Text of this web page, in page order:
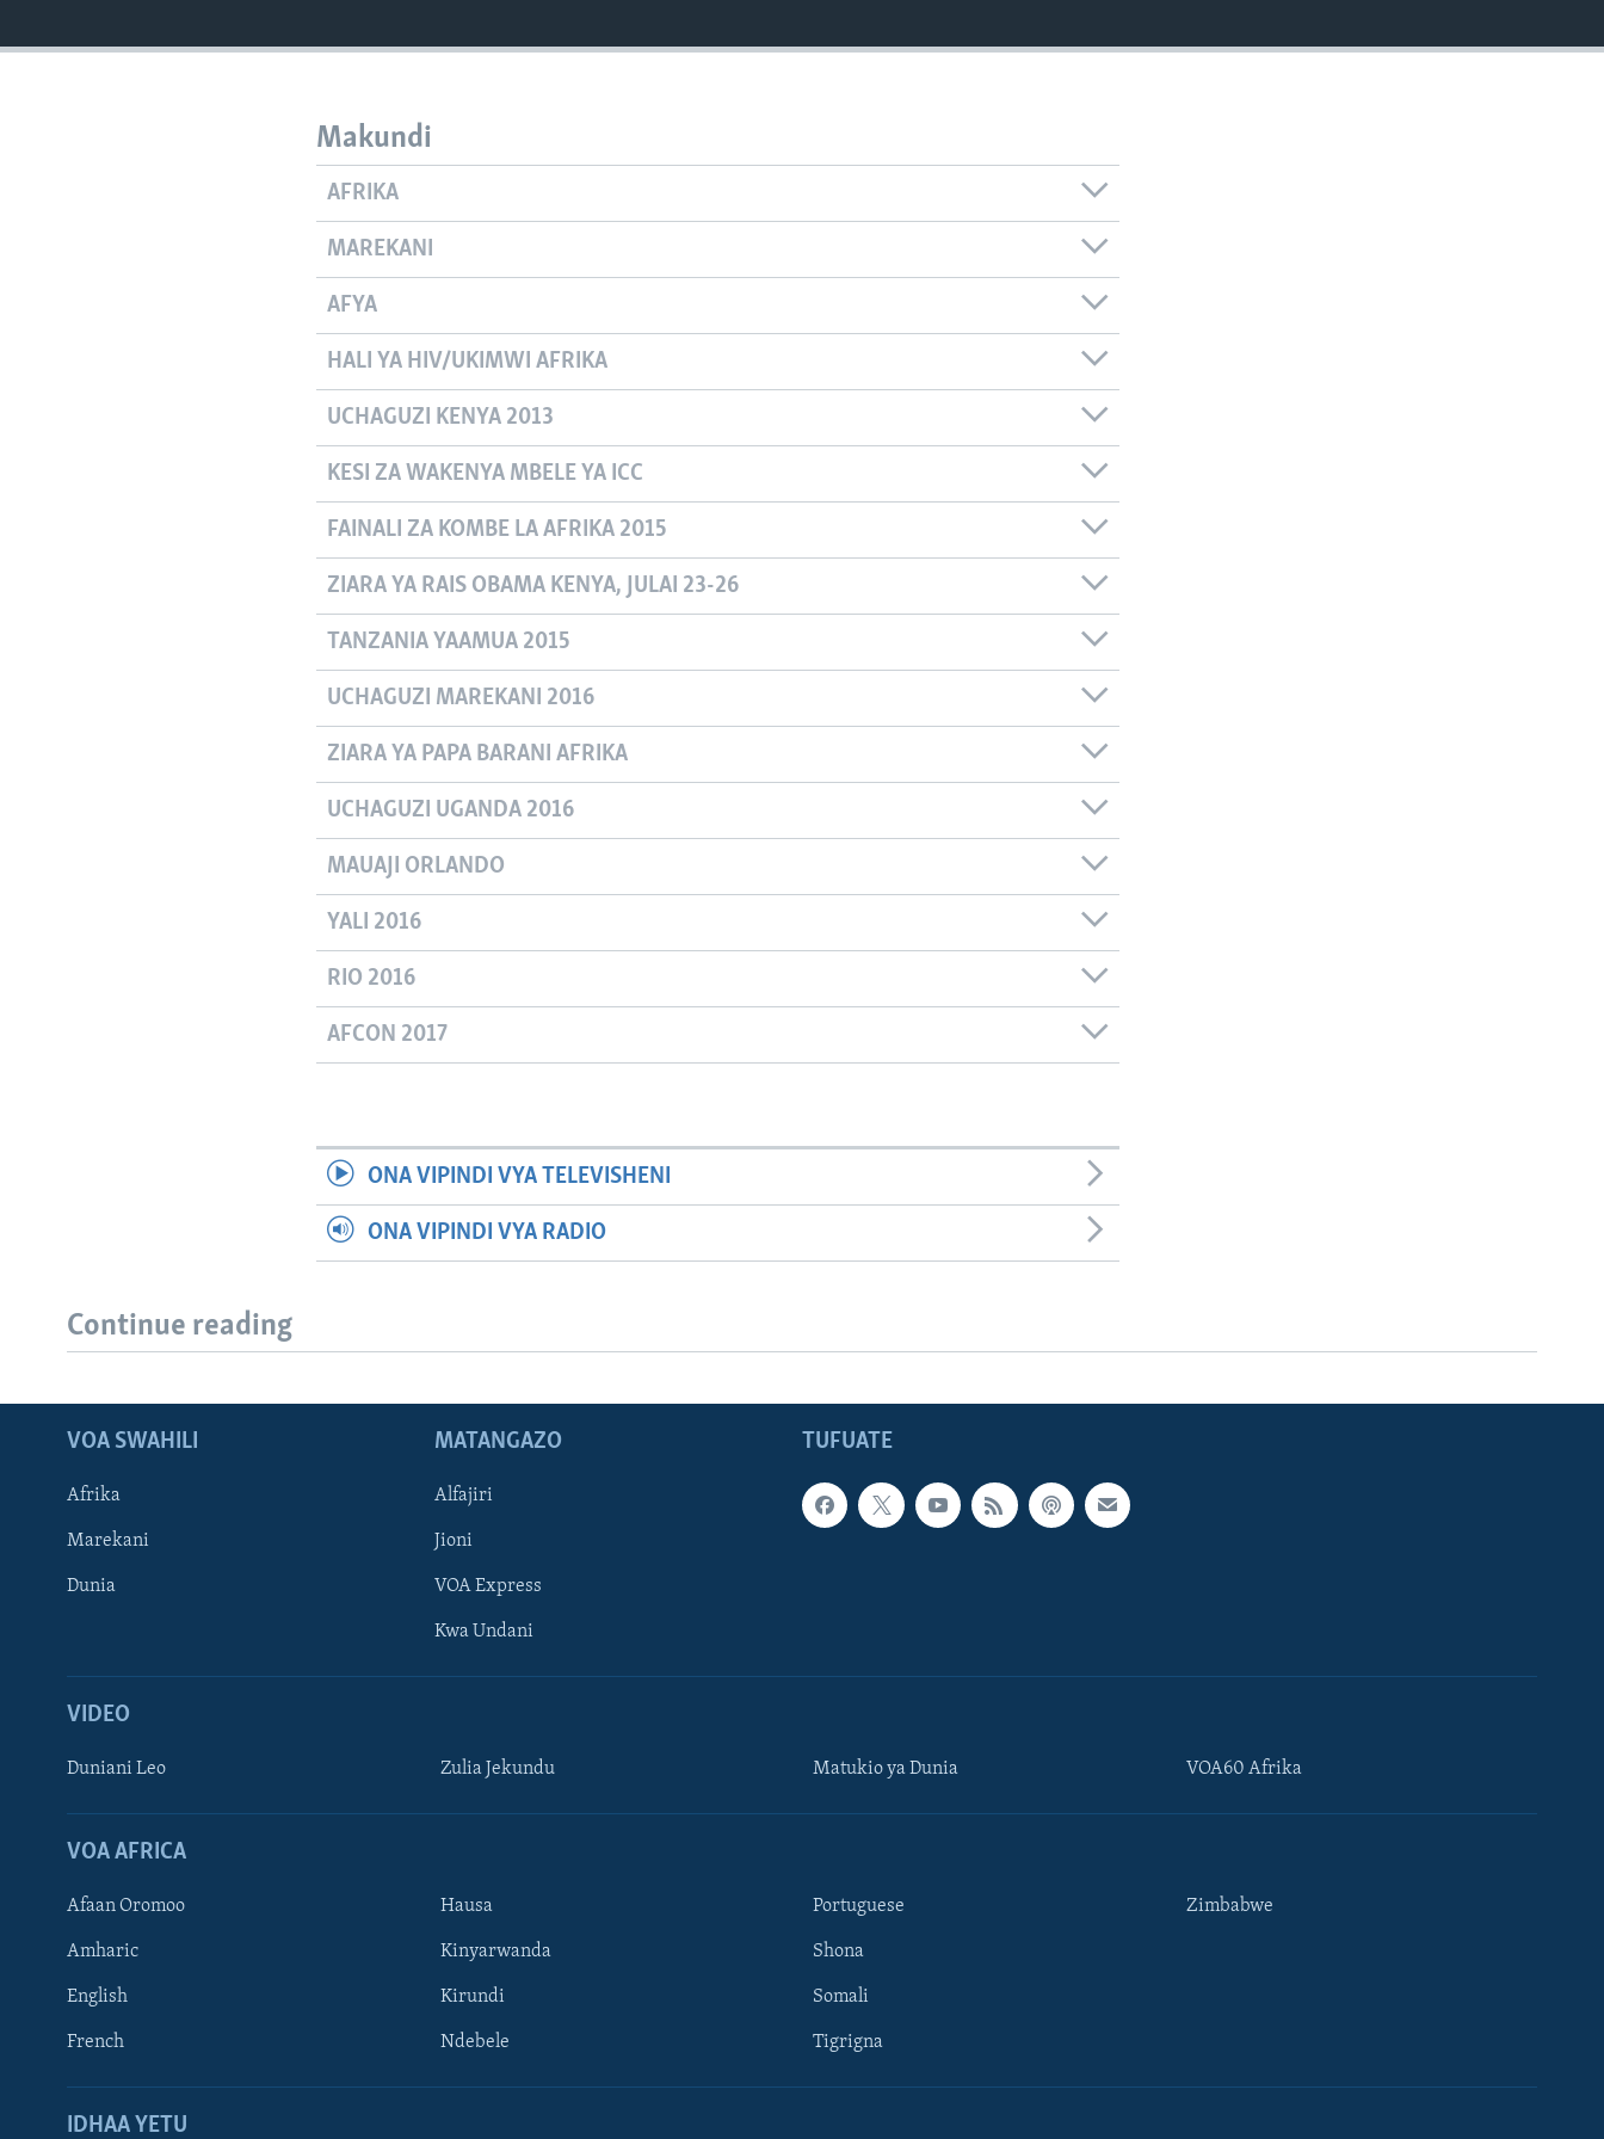
Lugha
Makundi
AFRIKA
MAREKANI
AFYA
HALI YA HIV/UKIMWI AFRIKA
UCHAGUZI KENYA 2013
KESI ZA WAKENYA MBELE YA ICC
FAINALI ZA KOMBE LA AFRIKA 2015
ZIARA YA RAIS OBAMA KENYA, JULAI 23-26
TANZANIA YAAMUA 2015
UCHAGUZI MAREKANI 2016
ZIARA YA PAPA BARANI AFRIKA
UCHAGUZI UGANDA 2016
MAUAJI ORLANDO
YALI 2016
RIO 2016
AFCON 2017
ONA VIPINDI VYA TELEVISHENI
ONA VIPINDI VYA RADIO
Continue reading
TUFUATE
VOA SWAHILI
Afrika
Marekani
Dunia
MATANGAZO
Alfajiri
Jioni
VOA Express
Kwa Undani
VIDEO
Duniani Leo Zulia Jekundu Matukio ya Dunia VOA60 Afrika
VOA AFRICA
Afaan Oromoo
Amharic
English
French
Hausa
Kinyarwanda
Kirundi
Ndebele
Portuguese
Shona
Somali
Tigrigna
Zimbabwe
IDHAA YETU